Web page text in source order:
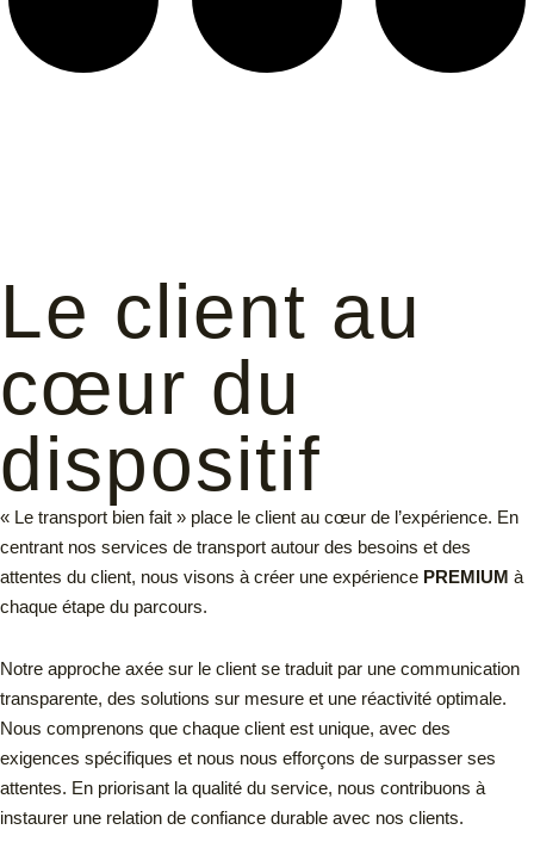
Le client au
cœur du
dispositif
« Le transport bien fait » place le client au cœur de l’expérience. En
centrant nos services de transport autour des besoins et des
attentes du client, nous visons à créer une expérience PREMIUM à
chaque étape du parcours.
Notre approche axée sur le client se traduit par une communication
transparente, des solutions sur mesure et une réactivité optimale.
Nous comprenons que chaque client est unique, avec des
exigences spécifiques et nous nous efforçons de surpasser ses
attentes. En priorisant la qualité du service, nous contribuons à
instaurer une relation de confiance durable avec nos clients.